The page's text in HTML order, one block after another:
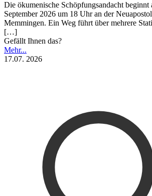
Die ökumenische Schöpfungsandacht beginnt
September 2026 um 18 Uhr an der
Memmingen. Ein Weg führt über mehrere
[…]
Gefällt Ihnen das?
Mehr...
17.07. 2026